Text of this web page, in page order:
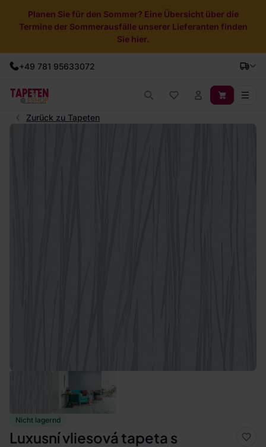
Planen Sie für den Sommer? Eine Übersicht über die
Termine der Sommerausfälle unserer Lieferanten finden
Sie hier.
+49 781 95633072
Zurück zu Tapeten
Nicht lagernd
Luxusní vliesová tapeta s